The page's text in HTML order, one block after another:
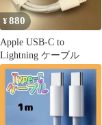
¥880
Apple USB-C to
Lightning ケーブル